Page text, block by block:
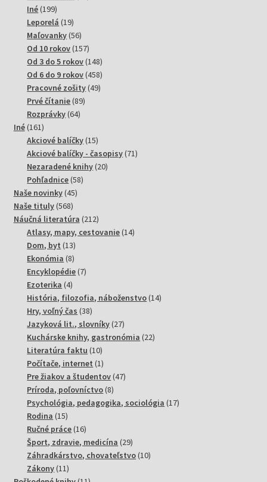
Iné 199199
produktov
Leporelá 1919
produktov
Maľovanky 5656
produktov
Od 10 rokov 157157
produktov
Od 3 do 5 rokov 148148
produktov
Od 6 do 9 rokov 458458
produktov
Pracovné zošity 4949
Prvé čítanie 8989
Rozprávky 6464
Iné 161161
produktov
Akciové balíčky 1515
produktov
Akciové balíčky - časopisy 7171
Nezaradené knihy 2020
Pohľadnice 5858
Naše novinky 4545
Naše tituly 568568
produktov
Náučná literatúra 212212
produktov
Atlasy, mapy, cestovanie 1414
Dom, byt 1313
produktov
Ekonómia 88
produktov
Encyklopédie 77
Ezoterika 44
produkty
História, filozofia, náboženstvo 1414
Hry, voľný čas 3838
produktov
Jazyková lit., slovníky 2727
produktov
Kuchárske knihy, gastronómia 2222
Literatúra faktu 1010
produktov
Počítače, internet 11
produkt
Pre žiakov a študentov 4747
Príroda, poľovníctvo 88
produktov
Psychológia, pedagogika, sociológia 1717
Rodina 1515
produktov
Ručné práce 1616
produktov
Šport, zdravie, medicína 2929
produktov
Záhradkárstvo, chovateľstvo 1010
Zákony 1111